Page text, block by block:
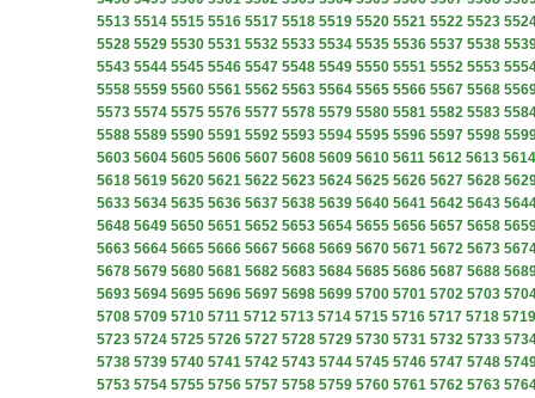
5513 5514 5515 5516 5517 5518 5519 5520 5521 5522 5523
5528 5529 5530 5531 5532 5533 5534 5535 5536 5537 5538
5543 5544 5545 5546 5547 5548 5549 5550 5551 5552 5553
5558 5559 5560 5561 5562 5563 5564 5565 5566 5567 5568
5573 5574 5575 5576 5577 5578 5579 5580 5581 5582 5583
5588 5589 5590 5591 5592 5593 5594 5595 5596 5597 5598
5603 5604 5605 5606 5607 5608 5609 5610 5611 5612 5613 5614
5618 5619 5620 5621 5622 5623 5624 5625 5626 5627 5628
5633 5634 5635 5636 5637 5638 5639 5640 5641 5642 5643
5648 5649 5650 5651 5652 5653 5654 5655 5656 5657 5658
5663 5664 5665 5666 5667 5668 5669 5670 5671 5672 5673
5678 5679 5680 5681 5682 5683 5684 5685 5686 5687 5688
5693 5694 5695 5696 5697 5698 5699 5700 5701 5702 5703
5708 5709 5710 5711 5712 5713 5714 5715 5716 5717 5718 5719
5723 5724 5725 5726 5727 5728 5729 5730 5731 5732 5733
5738 5739 5740 5741 5742 5743 5744 5745 5746 5747 5748
5753 5754 5755 5756 5757 5758 5759 5760 5761 5762 5763